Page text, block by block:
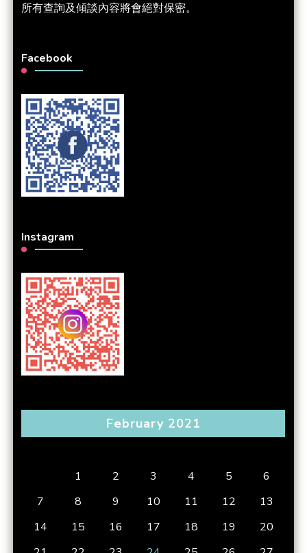
所有查詢及傾談內容將會絕對保密。
Facebook
Instagram
February 2021
1
2 3 4 5
6
7
8 9 10 11 12
13
14
15 16 17 18 19
20